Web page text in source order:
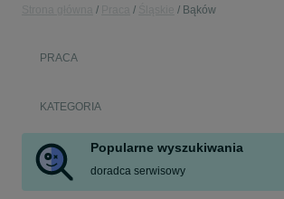
Bąków
PRACA
KATEGORIA
Popularne wyszukiwania
doradca serwisowy